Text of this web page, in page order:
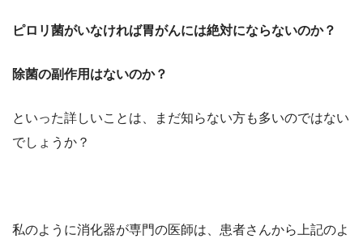
ピロリ菌がいなければ胃がんには絶対にならないのか？
除菌の副作用はないのか？
といった詳しいことは、まだ知らない方も多いのではない
でしょうか？
私のように消化器が専門の医師は、患者さんから上記のよ